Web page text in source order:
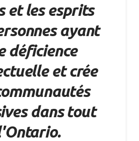
et les esprits
ayant
déficience
et crée
dans tout